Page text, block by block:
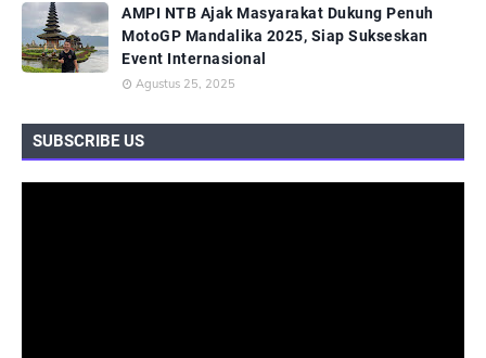
AMPI NTB Ajak Masyarakat Dukung Penuh
MotoGP Mandalika 2025, Siap Sukseskan
Event Internasional
Agustus 25, 2025
SUBSCRIBE US